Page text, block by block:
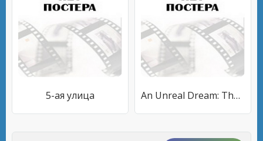
5-ая улица An Unreal Dream: The Michael Morton Story